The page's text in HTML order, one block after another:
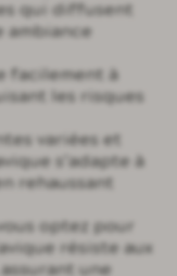
qui diffusent
ambiance
facilement à
les risques
variées et
s’adapte à
rehaussant
optez pour
résiste aux
une